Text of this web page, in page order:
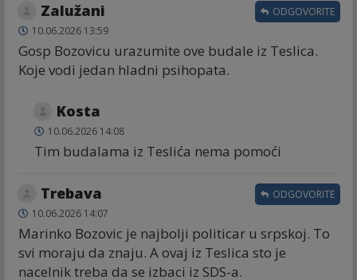
Zalužani
10.06.2026 13:59
Gosp Bozovicu urazumite ove budale iz Teslica.
Koje vodi jedan hladni psihopata.
ODGOVORITE
Kosta
10.06.2026 14:08
Tim budalama iz Teslića nema pomoći
Trebava
10.06.2026 14:07
Marinko Bozovic je najbolji politicar u srpskoj. To
svi moraju da znaju. A ovaj iz Teslica sto je
nacelnik treba da se izbaci iz SDS-a.
ODGOVORITE